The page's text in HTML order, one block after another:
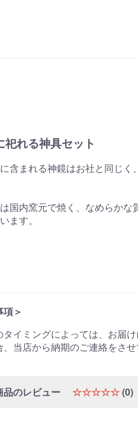
祀れる神具セット
含まれる神鏡はお社と同じ
国内窯元で焼く、なめらかな
ます。
項＞
タイミングによっては、お届
、当店から納期のご連絡をさ
品のレビュー ☆☆☆☆☆(0)